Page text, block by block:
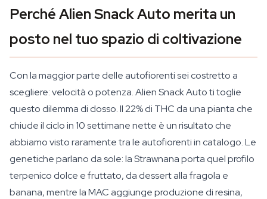
Perché Alien Snack Auto merita un
posto nel tuo spazio di coltivazione
Con la maggior parte delle autofiorenti sei costretto a
scegliere: velocità o potenza. Alien Snack Auto ti toglie
questo dilemma di dosso. Il 22% di THC da una pianta che
chiude il ciclo in 10 settimane nette è un risultato che
abbiamo visto raramente tra le autofiorenti in catalogo. Le
genetiche parlano da sole: la Strawnana porta quel profilo
terpenico dolce e fruttato, da dessert alla fragola e
banana, mentre la MAC aggiunge produzione di resina,